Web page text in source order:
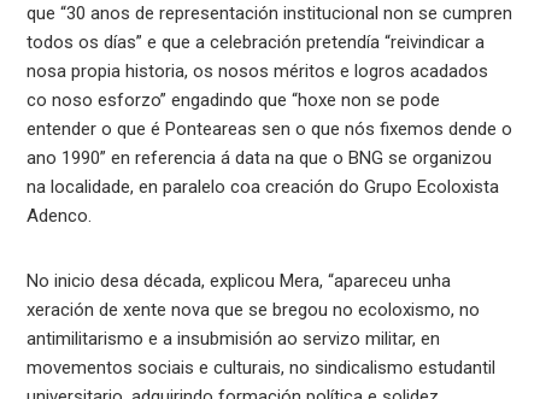
que “30 anos de representación institucional non se cumpren
todos os días” e que a celebración pretendía “reivindicar a
nosa propia historia, os nosos méritos e logros acadados
co noso esforzo” engadindo que “hoxe non se pode
entender o que é Ponteareas sen o que nós fixemos dende o
ano 1990” en referencia á data na que o BNG se organizou
na localidade, en paralelo coa creación do Grupo Ecoloxista
Adenco.
No inicio desa década, explicou Mera, “apareceu unha
xeración de xente nova que se bregou no ecoloxismo, no
antimilitarismo e a insubmisión ao servizo militar, en
movementos sociais e culturais, no sindicalismo estudantil